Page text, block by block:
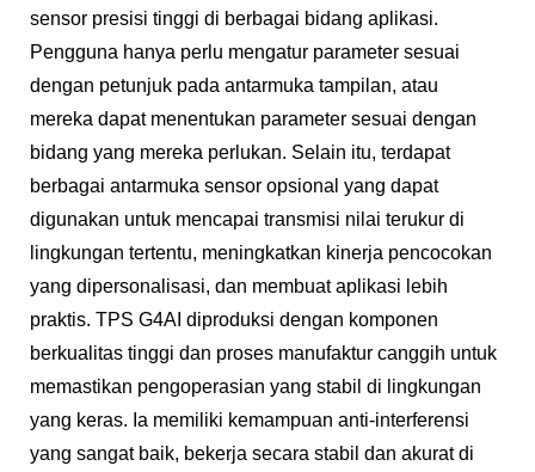
sensor presisi tinggi di berbagai bidang aplikasi.
Pengguna hanya perlu mengatur parameter sesuai
dengan petunjuk pada antarmuka tampilan, atau
mereka dapat menentukan parameter sesuai dengan
bidang yang mereka perlukan. Selain itu, terdapat
berbagai antarmuka sensor opsional yang dapat
digunakan untuk mencapai transmisi nilai terukur di
lingkungan tertentu, meningkatkan kinerja pencocokan
yang dipersonalisasi, dan membuat aplikasi lebih
praktis. TPS G4AI diproduksi dengan komponen
berkualitas tinggi dan proses manufaktur canggih untuk
memastikan pengoperasian yang stabil di lingkungan
yang keras. Ia memiliki kemampuan anti-interferensi
yang sangat baik, bekerja secara stabil dan akurat di